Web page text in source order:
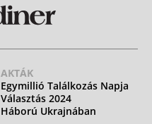
AKTÁK
Egymillió Találkozás Napja
Választás 2024
Háború Ukrajnában